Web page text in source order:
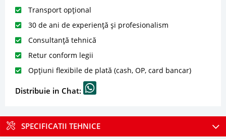
Transport opțional
30 de ani de experiență și profesionalism
Consultanță tehnică
Retur conform legii
Opțiuni flexibile de plată (cash, OP, card bancar)
Distribuie in Chat:
SPECIFICATII TEHNICE